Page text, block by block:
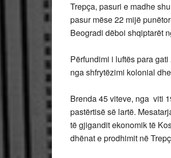
Trepça, pasuri e madhe
pasur mëse 22 mijë
Beogradi dëboi shqiptarët
Përfundimi i luftës para
nga shfrytëzimi kolonial
Brenda 45 viteve, nga viti
pastërtisë së lartë.
të gjigandit ekonomik të
dhënat e prodhimit në